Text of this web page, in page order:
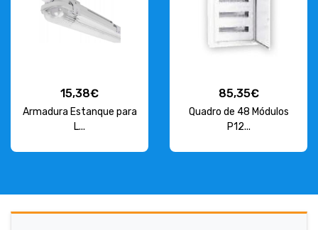
15,38€
Armadura Estanque para
L...
85,35€
Quadro de 48 Módulos
P12...